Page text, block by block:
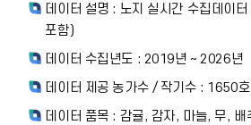
데이터 설명 : 노지 실시간 수집데이
포함)
데이터 수집년도 : 2019년 ~ 2026년
데이터 제공 농가수 / 작기수 : 1650
데이터 품목 : 감귤, 감자, 마늘, 무,